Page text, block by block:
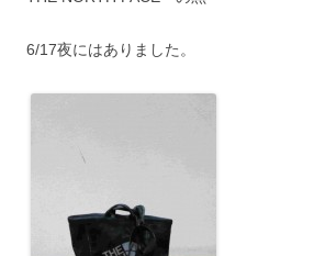
6/17夜にはありました。